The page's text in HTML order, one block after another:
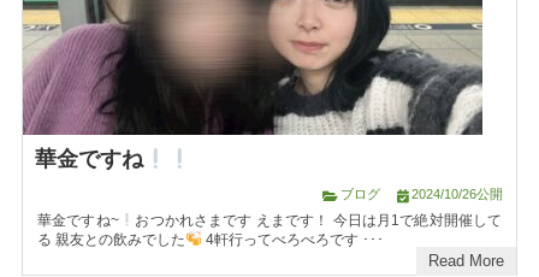
華金ですね
ブログ 2024/10/26公開
華金ですね~
おつかれさまです えまです！ 今日は月1で絶対開催して
る 親友との飲みでした
4軒行ってべろべろです ･･･
Read More